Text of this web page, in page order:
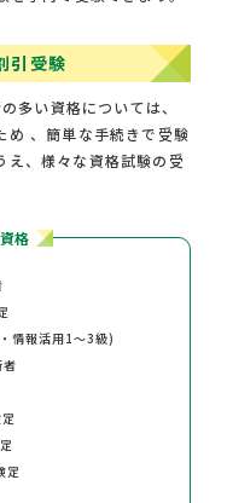
引受験
多い資格については、
め 、簡単な手続きで受験
え、様々な資格試験の受
格
情報活用1～3級)
定